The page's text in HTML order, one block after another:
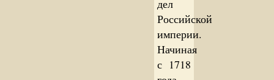
дел
Российской
империи.
Начиная
с 1718